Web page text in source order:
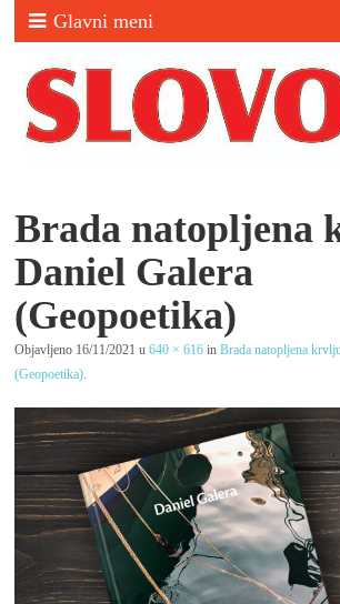
Glavni meni
Brada natopljena
Daniel Galera
(Geopoetika)
Objavljeno 16/11/2021 u640 × 616 inBrada natopljena
(Geopoetika).